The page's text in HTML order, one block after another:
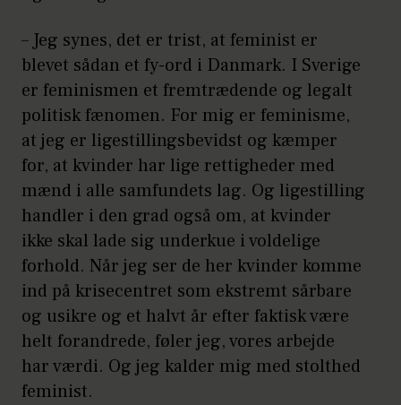
– Jeg synes, det er trist, at feminist er
blevet sådan et fy-ord i Danmark. I Sverige
er feminismen et fremtrædende og legalt
politisk fænomen. For mig er feminisme,
at jeg er ligestillingsbevidst og kæmper
for, at kvinder har lige rettigheder med
mænd i alle samfundets lag. Og ligestilling
handler i den grad også om, at kvinder
ikke skal lade sig underkue i voldelige
forhold. Når jeg ser de her kvinder komme
ind på krisecentret som ekstremt sårbare
og usikre og et halvt år efter faktisk være
helt forandrede, føler jeg, vores arbejde
har værdi. Og jeg kalder mig med stolthed
feminist.